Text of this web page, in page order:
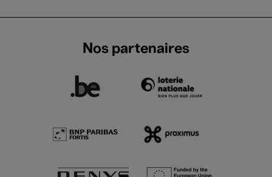
Nos partenaires